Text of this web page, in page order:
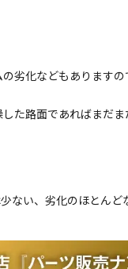
劣化などもあります
た路面であればまだ
ない、劣化のほとんど